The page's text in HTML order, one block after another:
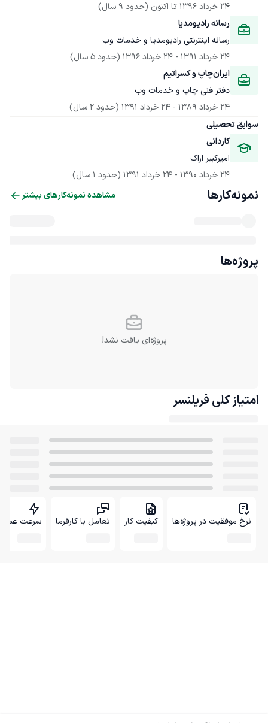
24 خرداد 1396
تا اکنون (حدود 9 سال)
رسانه رادیومدیا
رسانه اینترنتی رادیومدیا و خدمات وب
24 خرداد 1391
- 24 خرداد 1396
(حدود 5 سال)
ایران‌چاپ و کسراتیم
دفتر فنی چاپ و خدمات وب
24 خرداد 1389
- 24 خرداد 1391
(حدود 2 سال)
سوابق تحصیلی
کاردانی
امیرکبیر اراک
24 خرداد 1390
- 24 خرداد 1391 (حدود 1 سال)
نمونه‌کارها مشاهده نمونه‌کارهای بیشتر
پروژه‌ها
پروژه‌ای یافت نشد!
امتیاز کلی فریلنسر
نرخ موفقیت در پروژه‌ها کیفیت کار تعامل با کارفرما سرعت عمل